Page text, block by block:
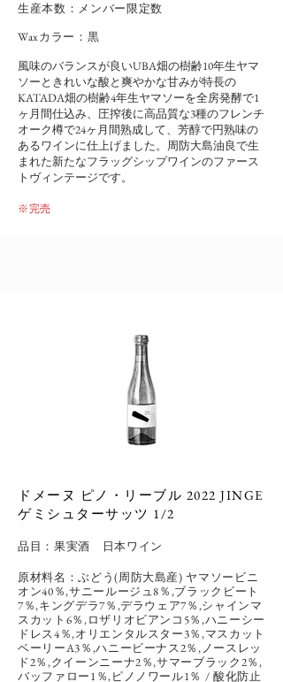
​生産本数：メンバー限定数
Waxカラー：黒
風味のバランスが良いUBA畑の樹齢10年生ヤマ
ソーときれいな酸と爽やかな甘みが特長の
KATADA畑の樹齢4年生ヤマソーを全房発酵で1
ヶ月間仕込み、圧搾後に高品質な3種のフレンチ
オーク樽で24ヶ月間熟成して、芳醇で円熟味の
あるワインに仕上げました。周防大島油良で生
まれた新たなフラッグシップワインのファース
トヴィンテージです。
※完売
ドメーヌ ピノ・リーブル 2022 JINGE
ゲミシュターサッツ 1/2
品目： 果実酒 日本ワイン
原材料名：ぶどう(周防大島産) ヤマソービニ
オン40％,サニールージュ8％,ブラックビート
7％,キングデラ7％,デラウェア7％,シャインマ
スカット6％,ロザリオビアンコ5％,ハニーシー
ドレス4％,オリエンタルスター3％,マスカット
ベーリーA3％,ハニービーナス2％,ノースレッ
ド2％,クイーンニーナ2％,サマーブラック2％,
バッファロー1％,ピノノワール1％ / 酸化防止